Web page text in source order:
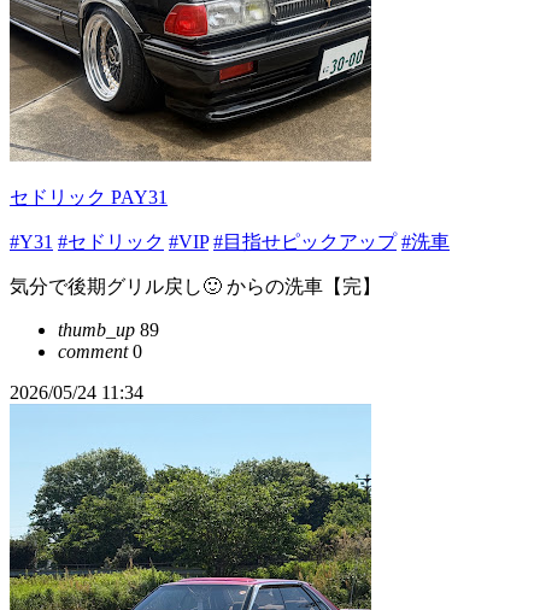
セドリック PAY31
#Y31 #セドリック #VIP #目指せピックアップ #洗車
気分で後期グリル戻し🙂 からの洗車【完】
thumb_up 89
comment0
2026/05/24 11:34